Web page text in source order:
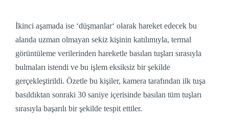
İkinci aşamada ise ‘düşmanlar‘ olarak hareket edecek bu
alanda uzman olmayan sekiz kişinin katılımıyla, termal
görüntüleme verilerinden hareketle basılan tuşları sırasıyla
bulmaları istendi ve bu işlem eksiksiz bir şekilde
gerçekleştirildi. Özetle bu kişiler, kamera tarafından ilk tuşa
basıldıktan sonraki 30 saniye içerisinde basılan tüm tuşları
sırasıyla başarılı bir şekilde tespit ettiler.